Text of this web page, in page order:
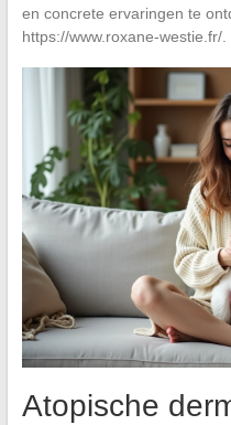
en concrete ervaringen te
https://www.roxane-westie.fr/.
Atopische